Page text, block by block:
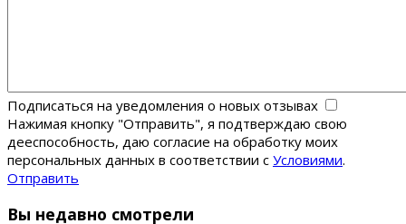
Подписаться на уведомления о новых отзывах
Нажимая кнопку "Отправить", я подтверждаю свою
дееспособность, даю согласие на обработку моих
персональных данных в соответствии с Условиями.
Отправить
Вы недавно смотрели